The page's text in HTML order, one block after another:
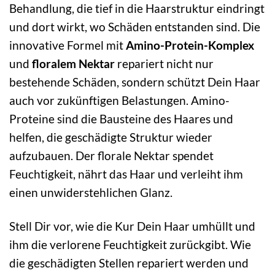
Behandlung, die tief in die Haarstruktur eindringt
und dort wirkt, wo Schäden entstanden sind. Die
innovative Formel mit Amino-Protein-Komplex
und floralem Nektar repariert nicht nur
bestehende Schäden, sondern schützt Dein Haar
auch vor zukünftigen Belastungen. Amino-
Proteine sind die Bausteine des Haares und
helfen, die geschädigte Struktur wieder
aufzubauen. Der florale Nektar spendet
Feuchtigkeit, nährt das Haar und verleiht ihm
einen unwiderstehlichen Glanz.
Stell Dir vor, wie die Kur Dein Haar umhüllt und
ihm die verlorene Feuchtigkeit zurückgibt. Wie
die geschädigten Stellen repariert werden und